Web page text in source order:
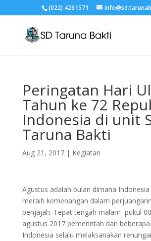
(022) 4261571
Peringatan Hari
Tahun ke 72
Indonesia di unit
Taruna Bakti
Aug 21, 2017| Kegiatan
Agustus adalah bulan dimana
meraih kemenangan dalam
penjajah. Tepat tengah malam pukul
agustus 2017 pemerintah dan
Indonesia selalu melaksanakan